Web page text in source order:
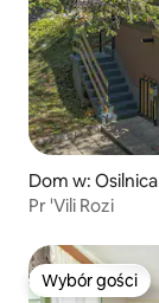
Dom w: Osilnica
Pr 'Vili Rozi
Wybór gości
Wybór gości